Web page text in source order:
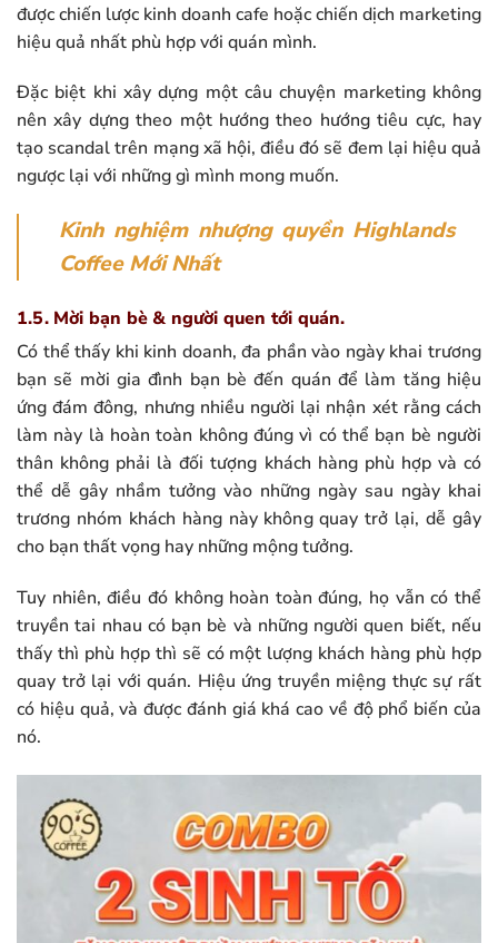
được chiến lược kinh doanh cafe hoặc chiến dịch marketing
hiệu quả nhất phù hợp với quán mình.
Đặc biệt khi xây dựng một câu chuyện marketing không
nên xây dựng theo một hướng theo hướng tiêu cực, hay
tạo scandal trên mạng xã hội, điều đó sẽ đem lại hiệu quả
ngược lại với những gì mình mong muốn.
Kinh nghiệm nhượng quyền Highlands
Coffee Mới Nhất
1.5. Mời bạn bè & người quen tới quán.
Có thể thấy khi kinh doanh, đa phần vào ngày khai trương
bạn sẽ mời gia đình bạn bè đến quán để làm tăng hiệu
ứng đám đông, nhưng nhiều người lại nhận xét rằng cách
làm này là hoàn toàn không đúng vì có thể bạn bè người
thân không phải là đối tượng khách hàng phù hợp và có
thể dễ gây nhầm tưởng vào những ngày sau ngày khai
trương nhóm khách hàng này không quay trở lại, dễ gây
cho bạn thất vọng hay những mộng tưởng.
Tuy nhiên, điều đó không hoàn toàn đúng, họ vẫn có thể
truyền tai nhau có bạn bè và những người quen biết, nếu
thấy thì phù hợp thì sẽ có một lượng khách hàng phù hợp
quay trở lại với quán. Hiệu ứng truyền miệng thực sự rất
có hiệu quả, và được đánh giá khá cao về độ phổ biến của
nó.